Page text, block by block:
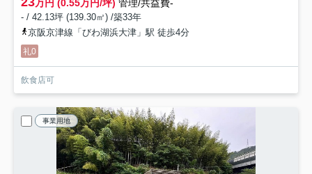
万円 (0.55万円/坪) 管理/共益費-
- / 42.13坪 (139.30㎡) /築33年
京阪京津線「びわ湖浜大津」駅 徒歩4分
礼0
飲食店可
事業用地